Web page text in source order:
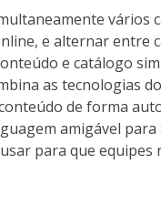
vários
e alternar entre
e catálogo
as tecnologias
de forma
amigável para
para que